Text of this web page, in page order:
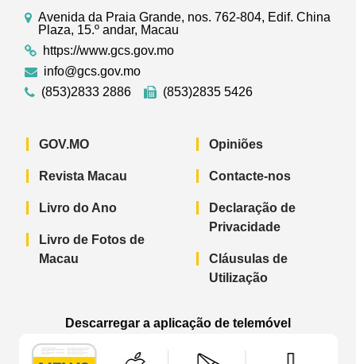
Avenida da Praia Grande, nos. 762-804, Edif. China
Plaza, 15.º andar, Macau
https://www.gcs.gov.mo
info@gcs.gov.mo
(853)2833 2886
(853)2835 5426
GOV.MO
Revista Macau
Livro do Ano
Livro de Fotos de
Macau
Opiniões
Contacte-nos
Declaração de
Privacidade
Cláusulas de
Utilização
Descarregar a aplicação de telemóvel